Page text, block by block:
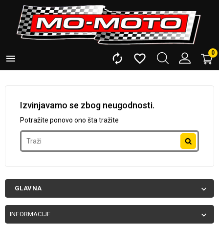

0


Izvinjavamo se zbog neugodnosti.
Potražite ponovo ono šta tražite
GLAVNA 
INFORMACIJE 